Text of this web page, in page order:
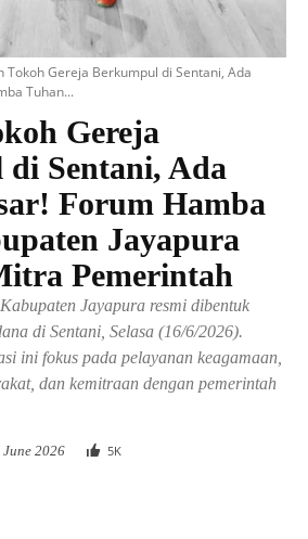
Tokoh Gereja Berkumpul di Sentani, Ada
Tuhan...
Gereja
Sentani, Ada
Forum Hamba
Jayapura
Pemerintah
Jayapura resmi dibentuk
di Sentani, Selasa (16/6/2026).
ini fokus pada pelayanan keagamaan,
dan kemitraan dengan pemerintah
June 2026 5K